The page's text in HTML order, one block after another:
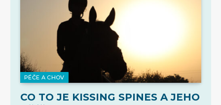
PÉČE A CHOV
CO TO JE KISSING SPINES A JEHO